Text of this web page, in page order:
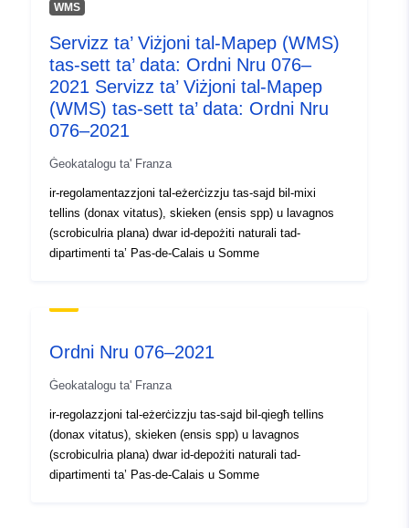
Tip:
Riżorsa:
http://inspire.ec.europa.eu/
codelist/ResourceType/services
WMS
Servizz ta’ Viżjoni tal-Mapep (WMS)
tas-sett ta’ data: Ordni Nru 076–
2021 Servizz ta’ Viżjoni tal-Mapep
(WMS) tas-sett ta’ data: Ordni Nru
076–2021
Ġeokatalogu ta' Franza
ir-regolamentazzjoni tal-eżerċizzju tas-sajd bil-mixi
tellins (donax vitatus), skieken (ensis spp) u lavagnos
(scrobiculria plana) dwar id-depożiti naturali tad-
dipartimenti ta’ Pas-de-Calais u Somme
Ordni Nru 076–2021
Ġeokatalogu ta' Franza
ir-regolazzjoni tal-eżerċizzju tas-sajd bil-qiegħ tellins
(donax vitatus), skieken (ensis spp) u lavagnos
(scrobiculria plana) dwar id-depożiti naturali tad-
dipartimenti ta’ Pas-de-Calais u Somme